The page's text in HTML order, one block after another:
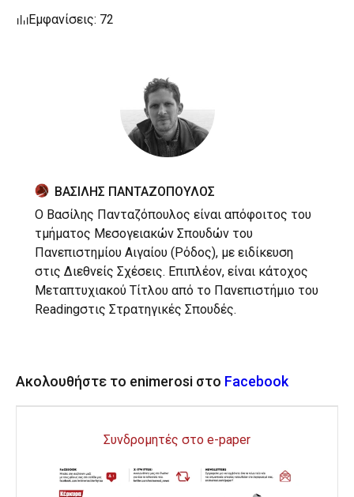
Εμφανίσεις: 72
ΒΑΣΙΛΗΣ ΠΑΝΤΑΖΟΠΟΥΛΟΣ
Ο Βασίλης Πανταζόπουλος είναι απόφοιτος του
τμήματος Μεσογειακών Σπουδών του
Πανεπιστημίου Αιγαίου (Ρόδος), με ειδίκευση
στις Διεθνείς Σχέσεις. Επιπλέον, είναι κάτοχος
Μεταπτυχιακού Τίτλου από το Πανεπιστήμιο του
Readingστις Στρατηγικές Σπουδές.
Ακολουθήστε το enimerosi στο Facebook
Συνδρομητές στο e-paper